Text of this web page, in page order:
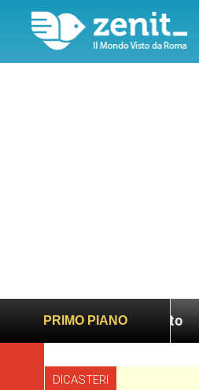
PRIMO PIANO
e giusto LEV:
DICASTERI